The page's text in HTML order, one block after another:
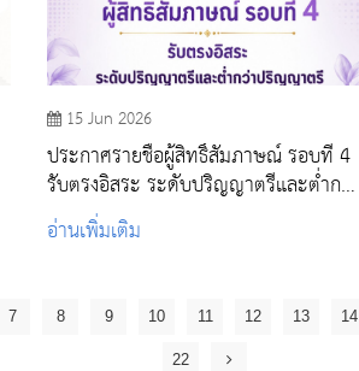
15 Jun 2026
ประกาศรายชื่อผู้สิทธิ์สัมภาษณ์ รอบที่ 4
รับตรงอิสระ ระดับปริญญาตรีและต่ำกว่า
ปริญญาตรี ปีการศึกษา 2569
อ่านเพิ่มเติม
7 8 9 10 11 12 13 14
22